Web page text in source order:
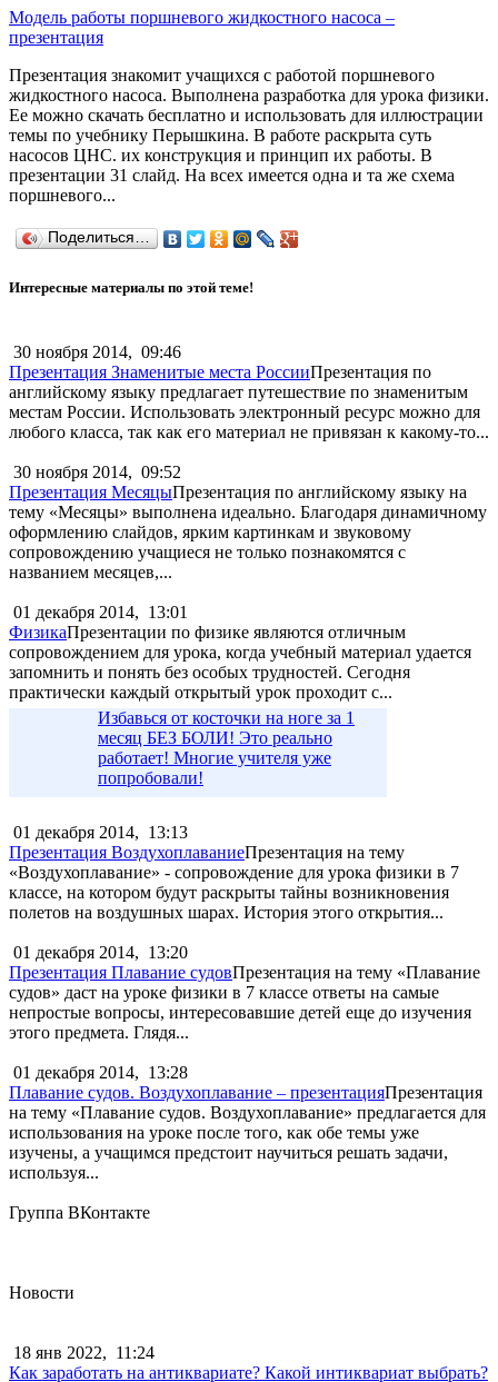
Модель работы поршневого жидкостного насоса –
презентация
Презентация знакомит учащихся с работой поршневого
жидкостного насоса. Выполнена разработка для урока физики.
Ее можно скачать бесплатно и использовать для иллюстрации
темы по учебнику Перышкина. В работе раскрыта суть
насосов ЦНС. их конструкция и принцип их работы. В
презентации 31 слайд. На всех имеется одна и та же схема
поршневого...
Поделиться…
Интересные материалы по этой теме!
30 ноября 2014, 09:46
Презентация Знаменитые места РоссииПрезентация по
английскому языку предлагает путешествие по знаменитым
местам России. Использовать электронный ресурс можно для
любого класса, так как его материал не привязан к какому-то...
30 ноября 2014, 09:52
Презентация МесяцыПрезентация по английскому языку на
тему «Месяцы» выполнена идеально. Благодаря динамичному
оформлению слайдов, ярким картинкам и звуковому
сопровождению учащиеся не только познакомятся с
названием месяцев,...
01 декабря 2014, 13:01
ФизикаПрезентации по физике являются отличным
сопровождением для урока, когда учебный материал удается
запомнить и понять без особых трудностей. Сегодня
практически каждый открытый урок проходит с...
Избавься от косточки на ноге за 1
месяц БЕЗ БОЛИ! Это реально
работает! Многие учителя уже
попробовали!
01 декабря 2014, 13:13
Презентация ВоздухоплаваниеПрезентация на тему
«Воздухоплавание» - сопровождение для урока физики в 7
классе, на котором будут раскрыты тайны возникновения
полетов на воздушных шарах. История этого открытия...
01 декабря 2014, 13:20
Презентация Плавание судовПрезентация на тему «Плавание
судов» даст на уроке физики в 7 классе ответы на самые
непростые вопросы, интересовавшие детей еще до изучения
этого предмета. Глядя...
01 декабря 2014, 13:28
Плавание судов. Воздухоплавание – презентацияПрезентация
на тему «Плавание судов. Воздухоплавание» предлагается для
использования на уроке после того, как обе темы уже
изучены, а учащимся предстоит научиться решать задачи,
используя...
Группа ВКонтакте
Новости
18 янв 2022, 11:24
Как заработать на антиквариате? Какой интиквариат выбрать?